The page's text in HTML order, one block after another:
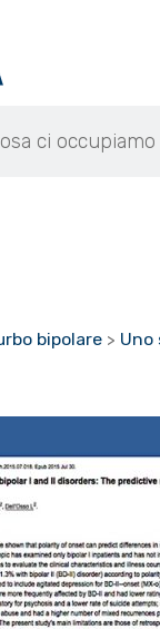
ci occupiamo
bipolare > Uno